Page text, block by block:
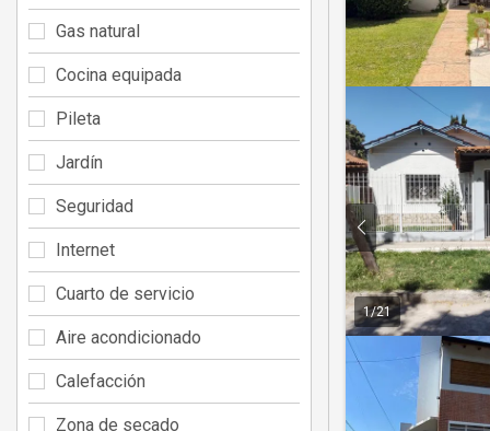
1/21
Gas natural
Cocina equipada
Pileta
Jardín
Seguridad
Internet
Cuarto de servicio
Aire acondicionado
Calefacción
Zona de secado